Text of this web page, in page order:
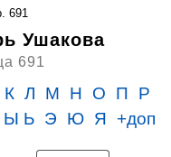
691
Ушакова
691
К Л М Н О П
Р
Ы Ь Э Ю Я +доп